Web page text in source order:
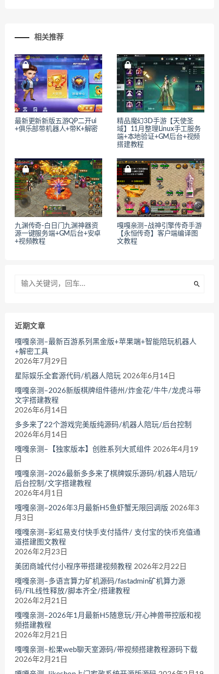
相关推荐
最新更新新版五游QP二开ui
+俱乐部带机器人+带K+解密
精品魔幻3D手游【天使圣
域】11月整理Linux手工服务
端+本地验证+GM后台+视频
搭建教程
九渊传奇-白日门九渊神器资
源一键服务端+GM后台+安卓
+视频教程
嘎嘎亲测–战神引擎传奇手游
【永恒传奇】客户端编译图
文教程
近期文章
嘎嘎亲测–最新百游系列黑金版+苹果端+智能陪玩机器人
+解密工具
2026年7月29日
星际娱乐全套源代码/机器人陪玩 2026年6月14日
嘎嘎亲测–2026新版棋牌组件德州/炸金花/牛牛/龙虎斗带
文字搭建教程
2026年6月14日
多多来了22个游戏完美版纯源码/机器人陪玩/后台控制
2026年6月14日
嘎嘎亲测–【独家版本】创胜系列大贰组件 2026年4月19
日
嘎嘎亲测–2026最新多多来了棋牌娱乐源码/机器人陪玩/
后台控制/文字搭建教程
2026年4月1日
嘎嘎亲测–2026年3月最新H5鱼虾蟹无限回调版 2026年3
月3日
嘎嘎亲测–彩虹易支付快手支付插件/ 支付宝的快币充值通
道搭建图文教程
2026年2月23日
美团商城代付小程序带搭建视频教程 2026年2月22日
嘎嘎亲测–多语言算力矿机源码/fastadmin矿机算力源
码/FIL线性释放/脚本齐全/搭建教程
2026年2月21日
嘎嘎亲测–2026年1月最新H5随意玩/开心神兽带控版和视
频搭建教程
2026年2月21日
嘎嘎亲测–松果web聊天室源码/带视频搭建教程源码下载
2026年2月21日